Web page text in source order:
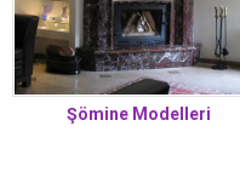
Şömine Modelleri